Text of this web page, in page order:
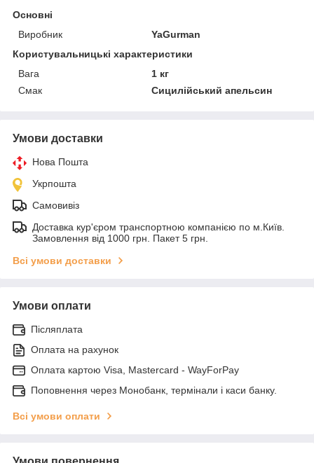
Основні
Виробник
YaGurman
Користувальницькі характеристики
Вага
1 кг
Смак
Сицилійський апельсин
Умови доставки
Нова Пошта
Укрпошта
Самовивіз
Доставка кур'єром транспортною компанією по м.Київ.
Замовлення від 1000 грн. Пакет 5 грн.
Всі умови доставки
Умови оплати
Післяплата
Оплата на рахунок
Оплата картою Visa, Mastercard - WayForPay
Поповнення через Монобанк, термінали і каси банку.
Всі умови оплати